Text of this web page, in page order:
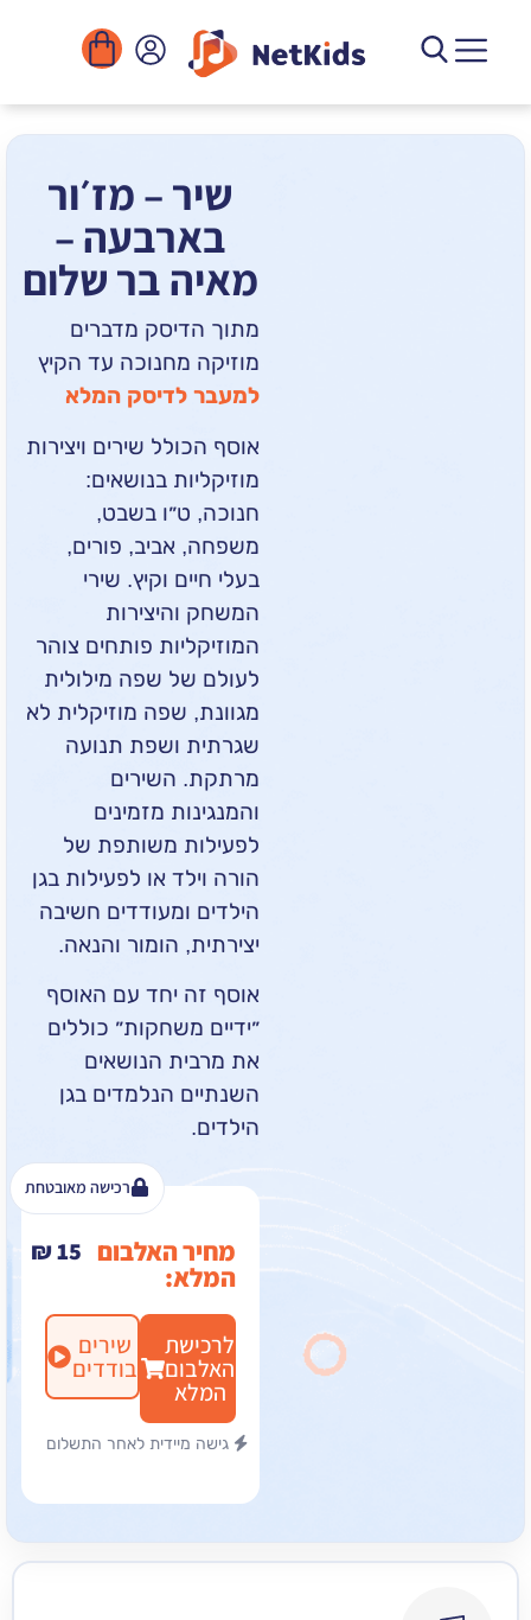
שיר – מז׳ור
בארבעה –
מאיה בר שלום
מתוך הדיסק מדברים
מוזיקה מחנוכה עד הקיץ
למעבר לדיסק המלא
אוסף הכולל שירים ויצירות
מוזיקליות בנושאים:
חנוכה, ט״ו בשבט,
משפחה, אביב, פורים,
בעלי חיים וקיץ. שירי
המשחק והיצירות
המוזיקליות פותחים צוהר
לעולם של שפה מילולית
מגוונת, שפה מוזיקלית לא
שגרתית ושפת תנועה
מרתקת. השירים
והמנגינות מזמינים
לפעילות משותפת של
הורה וילד או לפעילות בגן
הילדים ומעודדים חשיבה
יצירתית, הומור והנאה.
אוסף זה יחד עם האוסף
״ידיים משחקות״ כוללים
את מרבית הנושאים
השנתיים הנלמדים בגן
מחיר האלבום ₪15
לרכישת
האלבום
שירים
בודדים
גישה מיידית לאחר התשלום
רכישה מאובטחת